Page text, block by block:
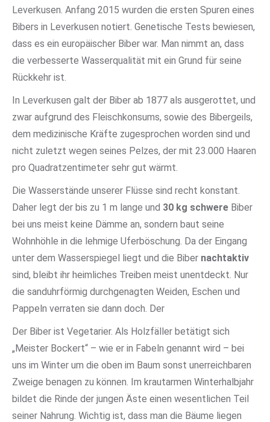
Leverkusen. Anfang 2015 wurden die ersten Spuren eines
Bibers in Leverkusen notiert. Genetische Tests bewiesen,
dass es ein europäischer Biber war. Man nimmt an, dass
die verbesserte Wasserqualität mit ein Grund für seine
Rückkehr ist.
In Leverkusen galt der Biber ab 1877 als ausgerottet, und
zwar aufgrund des Fleischkonsums, sowie des Bibergeils,
dem medizinische Kräfte zugesprochen worden sind und
nicht zuletzt wegen seines Pelzes, der mit 23.000 Haaren
pro Quadratzentimeter sehr gut wärmt.
Die Wasserstände unserer Flüsse sind recht konstant.
Daher legt der bis zu 1 m lange und 30 kg schwere Biber
bei uns meist keine Dämme an, sondern baut seine
Wohnhöhle in die lehmige Uferböschung. Da der Eingang
unter dem Wasserspiegel liegt und die Biber nachtaktiv
sind, bleibt ihr heimliches Treiben meist unentdeckt. Nur
die sanduhrförmig durchgenagten Weiden, Eschen und
Pappeln verraten sie dann doch. Der
Der Biber ist Vegetarier. Als Holzfäller betätigt sich
„Meister Bockert“ – wie er in Fabeln genannt wird – bei
uns im Winter um die oben im Baum sonst unerreichbaren
Zweige benagen zu können. Im krautarmen Winterhalbjahr
bildet die Rinde der jungen Äste einen wesentlichen Teil
seiner Nahrung. Wichtig ist, dass man die Bäume liegen